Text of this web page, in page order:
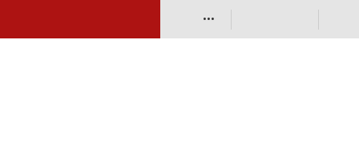
•••